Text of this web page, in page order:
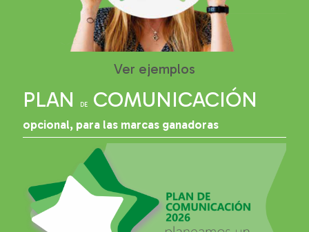
Ver ejemplos
PLAN DECOMUNICACIÓN
opcional, para las marcas ganadoras